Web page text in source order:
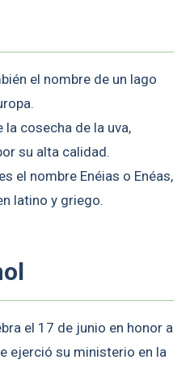
el nombre de un lago
la cosecha de la uva,
su alta calidad.
el nombre Enéias o Enéas,
latino y griego.
el 17 de junio en honor a
ejerció su ministerio en la